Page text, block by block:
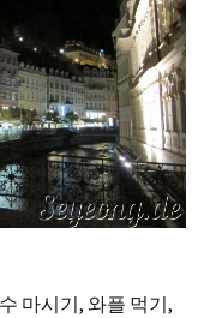
마시기, 와플 먹기,